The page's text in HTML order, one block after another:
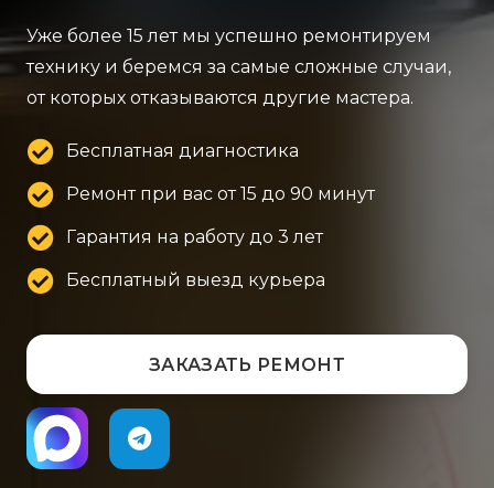
Уже более 15 лет мы успешно ремонтируем
технику и беремся за самые сложные случаи,
от которых отказываются другие мастера.
Бесплатная диагностика
Ремонт при вас от 15 до 90 минут
Гарантия на работу до 3 лет
Бесплатный выезд курьера
ЗАКАЗАТЬ РЕМОНТ